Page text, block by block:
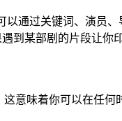
以通过关键词、演员
到某部剧的片段让你
这意味着你可以在任